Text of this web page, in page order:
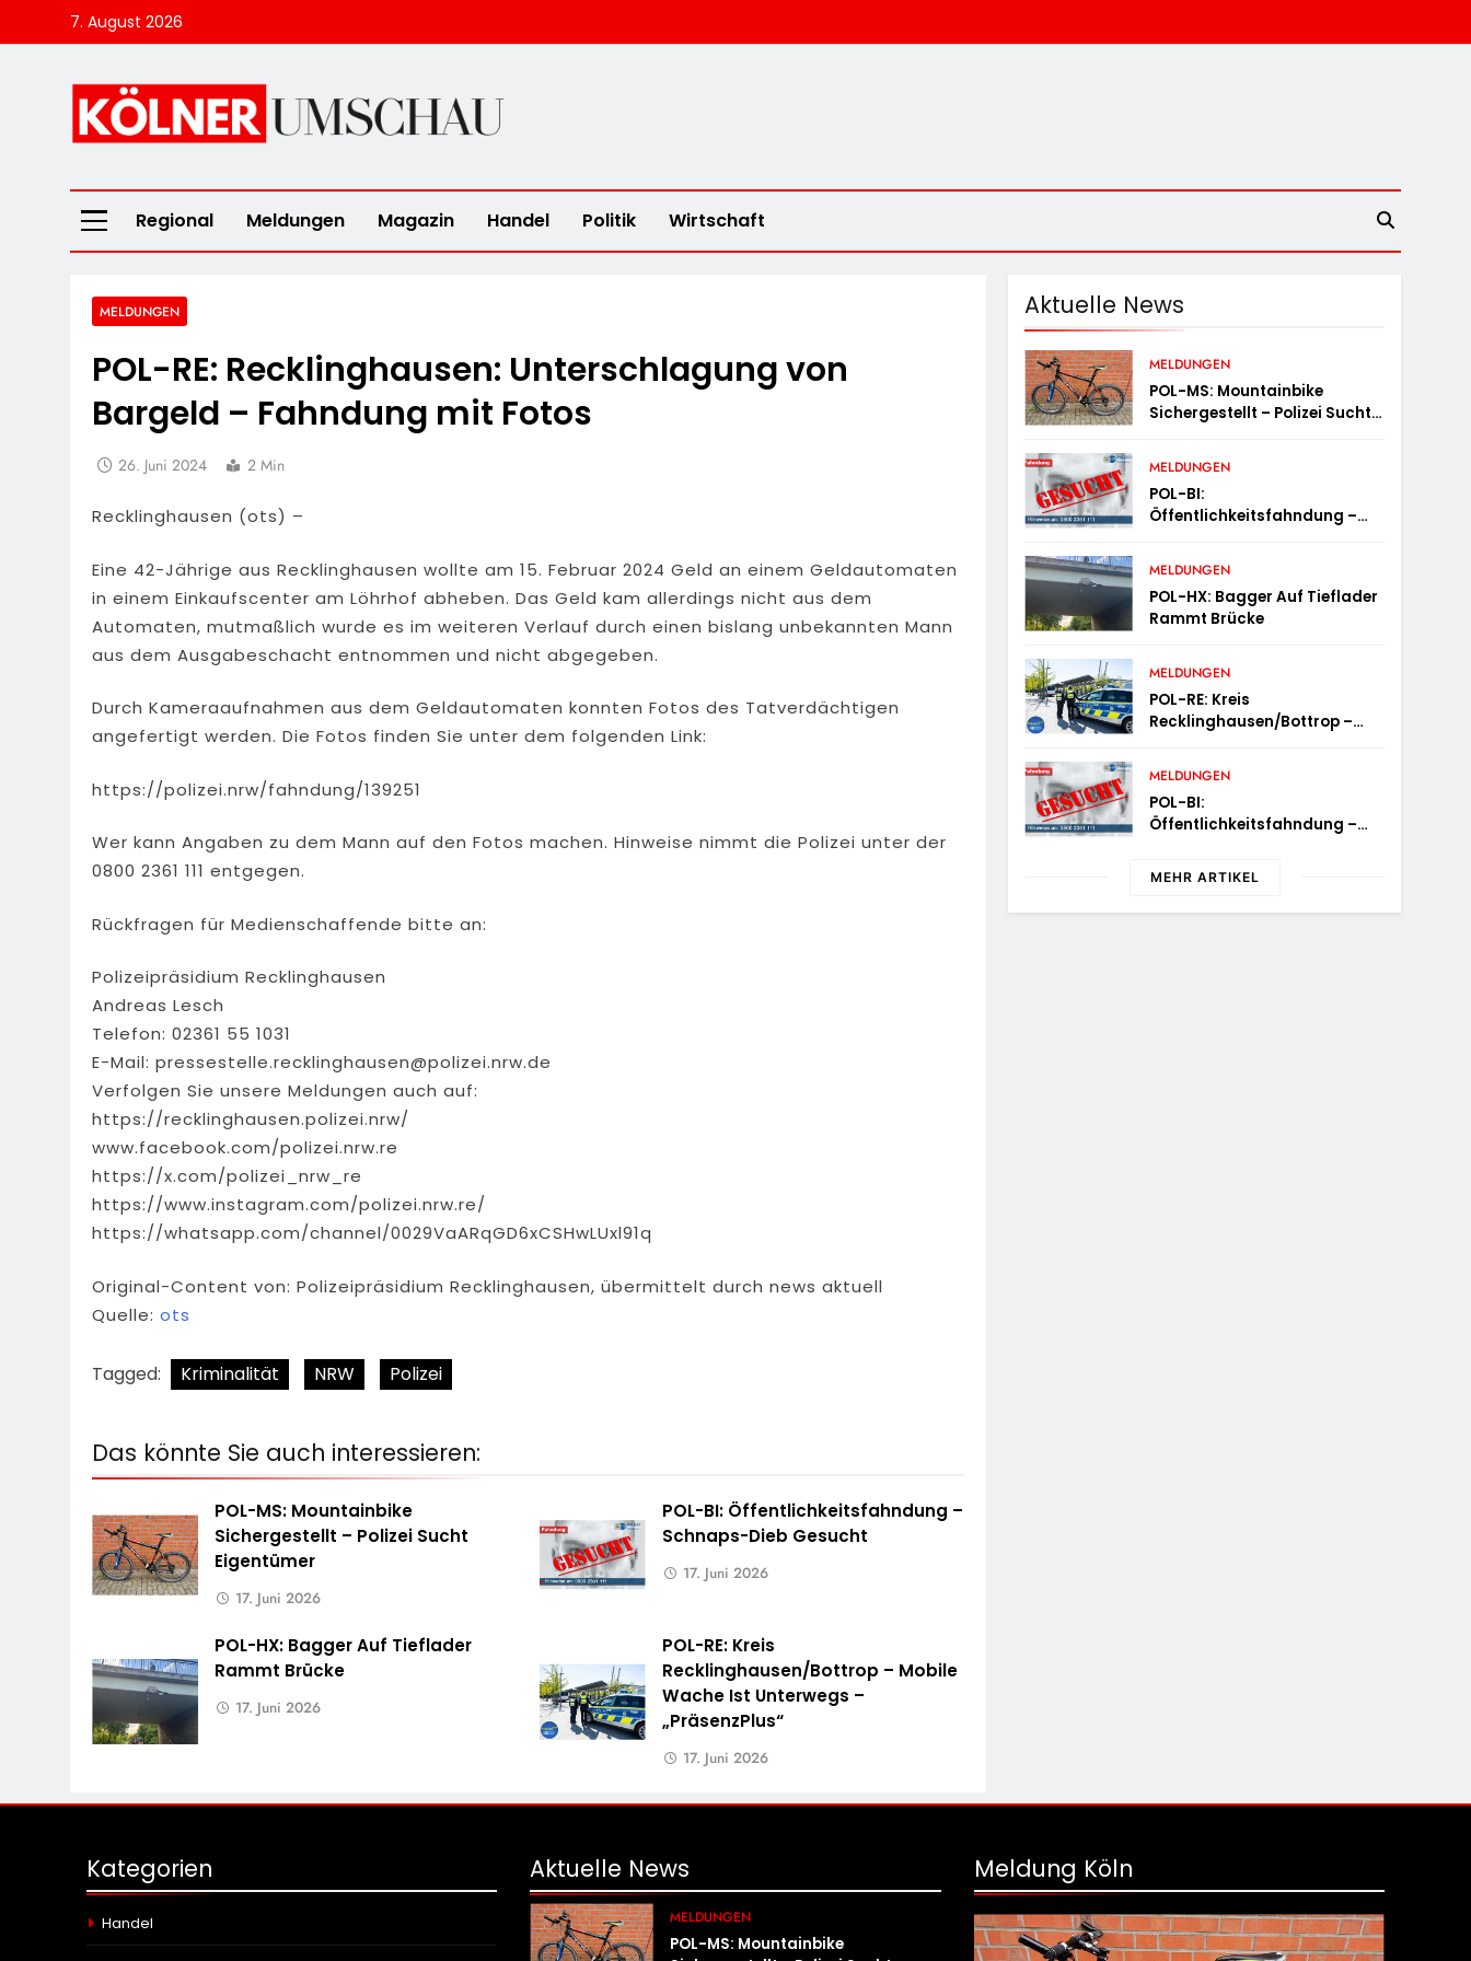
to
7. August 2026
Kölner Umschau
Regional Meldungen Magazin Handel Politik Wirtschaft
MELDUNGEN
POL-RE: Recklinghausen: Unterschlagung von
Bargeld – Fahndung mit Fotos
26. Juni 2024 2 Min
Recklinghausen (ots) –
Eine 42-Jährige aus Recklinghausen wollte am 15. Februar 2024 Geld an einem Geldautomaten
in einem Einkaufscenter am Löhrhof abheben. Das Geld kam allerdings nicht aus dem
Automaten, mutmaßlich wurde es im weiteren Verlauf durch einen bislang unbekannten Mann
aus dem Ausgabeschacht entnommen und nicht abgegeben.
Durch Kameraaufnahmen aus dem Geldautomaten konnten Fotos des Tatverdächtigen
angefertigt werden. Die Fotos finden Sie unter dem folgenden Link:
https://polizei.nrw/fahndung/139251
Wer kann Angaben zu dem Mann auf den Fotos machen. Hinweise nimmt die Polizei unter der
0800 2361 111 entgegen.
Rückfragen für Medienschaffende bitte an:
Polizeipräsidium Recklinghausen
Andreas Lesch
Telefon: 02361 55 1031
E-Mail: pressestelle.recklinghausen@polizei.nrw.de
Verfolgen Sie unsere Meldungen auch auf:
https://recklinghausen.polizei.nrw/
www.facebook.com/polizei.nrw.re
https://x.com/polizei_nrw_re
https://www.instagram.com/polizei.nrw.re/
https://whatsapp.com/channel/0029VaARqGD6xCSHwLUxl91q
Original-Content von: Polizeipräsidium Recklinghausen, übermittelt durch news aktuell
Quelle: ots
Tagged: Kriminalität NRW Polizei
Das könnte Sie auch interessieren:
POL-MS: Mountainbike
Sichergestellt – Polizei Sucht
Eigentümer
17. Juni 2026
POL-BI: Öffentlichkeitsfahndung –
Schnaps-Dieb Gesucht
17. Juni 2026
POL-HX: Bagger Auf Tieflader
Rammt Brücke
17. Juni 2026
POL-RE: Kreis
Recklinghausen/Bottrop – Mobile
Wache Ist Unterwegs –
„PräsenzPlus“
17. Juni 2026
Aktuelle News
MELDUNGEN
POL-MS: Mountainbike
Sichergestellt – Polizei Sucht
MELDUNGEN
POL-BI:
Öffentlichkeitsfahndung –
MELDUNGEN
POL-HX: Bagger Auf Tieflader
Rammt Brücke
MELDUNGEN
POL-RE: Kreis
Recklinghausen/Bottrop –
„PräsenzPlus“
MELDUNGEN
POL-BI:
Öffentlichkeitsfahndung –
MEHR ARTIKEL
Kategorien
Handel
Aktuelle News
MELDUNGEN
POL-MS: Mountainbike
Meldung Köln